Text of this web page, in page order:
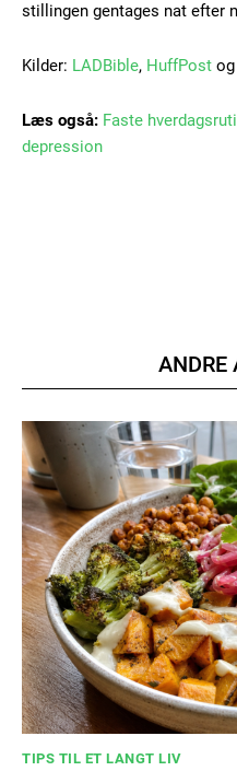
Etiam est nibh, lobortis sit
100DKK /
Etiam est nibh, lobortis
Praesent euismod ac
Ut mollis pellentesque
Nullam eu erat
Donec quis est ac felis
Orci varius natoque dolor
stillingen gentages nat efter
Kilder: LADBible, HuffPost og
Læs også: Faste
depression
ANDRE
TIPS TIL ET LANGT LIV